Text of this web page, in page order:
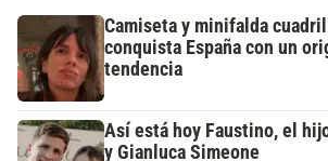
Camiseta y minifalda
conquista España con un
tendencia
Así está hoy Faustino, el
y Gianluca Simeone